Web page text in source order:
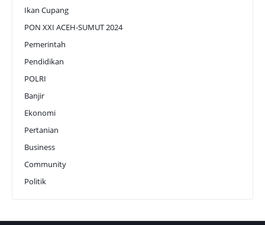
Ikan Cupang
PON XXI ACEH-SUMUT 2024
Pemerintah
Pendidikan
POLRI
Banjir
Ekonomi
Pertanian
Business
Community
Politik